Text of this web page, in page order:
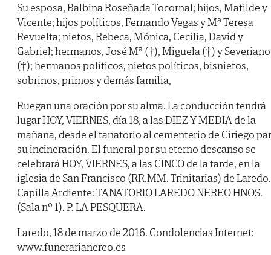
Su esposa, Balbina Roseñada Tocornal; hijos, Matilde y
Vicente; hijos políticos, Fernando Vegas y Mª Teresa
Revuelta; nietos, Rebeca, Mónica, Cecilia, David y
Gabriel; hermanos, José Mª (†), Miguela (†) y Severiano
(†); hermanos políticos, nietos políticos, bisnietos,
sobrinos, primos y demás familia,
Ruegan una oración por su alma. La conducción tendrá
lugar HOY, VIERNES, día 18, a las DIEZ Y MEDIA de la
mañana, desde el tanatorio al cementerio de Ciriego
su incineración. El funeral por su eterno descanso se
celebrará HOY, VIERNES, a las CINCO de la tarde, en la
iglesia de San Francisco (RR.MM. Trinitarias) de Laredo.
Capilla Ardiente: TANATORIO LAREDO NEREO HNOS.
(Sala nº 1). P. LA PESQUERA.
Laredo, 18 de marzo de 2016. Condolencias Internet:
www.funerarianereo.es